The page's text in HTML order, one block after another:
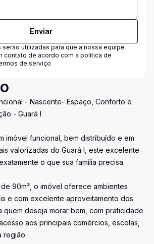
Enviar
utilizadas para que a nossa equipe
contato de acordo com a política de
de serviço
- Nascente- Espaço, Conforto e
- Guará I
imóvel funcional, bem distribuído e em
valorizadas do Guará I, este excelente
o que sua família precisa.
90m², o imóvel oferece ambientes
e com excelente aproveitamento dos
quem deseja morar bem, com praticidade
aos principais comércios, escolas,
região.